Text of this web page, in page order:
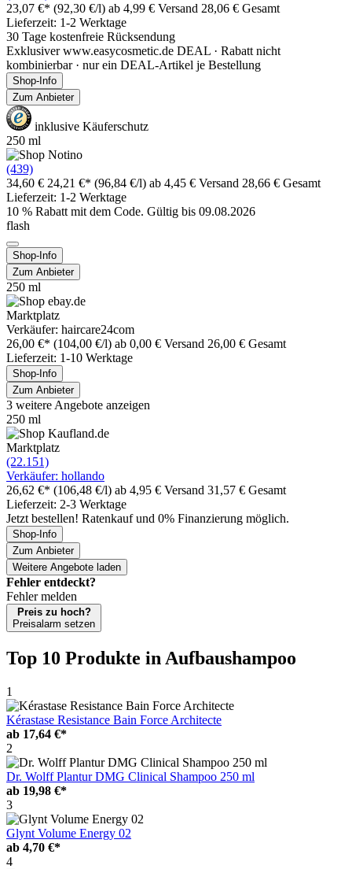
23,07 €* (92,30 €/l) ab 4,99 € Versand 28,06 € Gesamt
Lieferzeit: 1-2 Werktage
30 Tage kostenfreie Rücksendung
Exklusiver www.easycosmetic.de DEAL · Rabatt nicht
kombinierbar · nur ein DEAL-Artikel je Bestellung
Shop-Info
Zum Anbieter
inklusive Käuferschutz
250 ml
(439)
34,60 € 24,21 €* (96,84 €/l) ab 4,45 € Versand 28,66 € Gesamt
Lieferzeit: 1-2 Werktage
10 % Rabatt mit dem Code. Gültig bis 09.08.2026
flash
Shop-Info
Zum Anbieter
250 ml
Marktplatz
Verkäufer: haircare24com
26,00 €* (104,00 €/l) ab 0,00 € Versand 26,00 € Gesamt
Lieferzeit: 1-10 Werktage
Shop-Info
Zum Anbieter
3 weitere Angebote anzeigen
250 ml
Marktplatz
(22.151)
Verkäufer: hollando
26,62 €* (106,48 €/l) ab 4,95 € Versand 31,57 € Gesamt
Lieferzeit: 2-3 Werktage
Jetzt bestellen! Ratenkauf und 0% Finanzierung möglich.
Shop-Info
Zum Anbieter
Weitere Angebote laden
Fehler entdeckt?
Fehler melden
Preis zu hoch?
Preisalarm setzen
Top 10 Produkte in Aufbaushampoo
1
Kérastase Resistance Bain Force Architecte
ab 17,64 €*
2
Dr. Wolff Plantur DMG Clinical Shampoo 250 ml
ab 19,98 €*
3
Glynt Volume Energy 02
ab 4,70 €*
4